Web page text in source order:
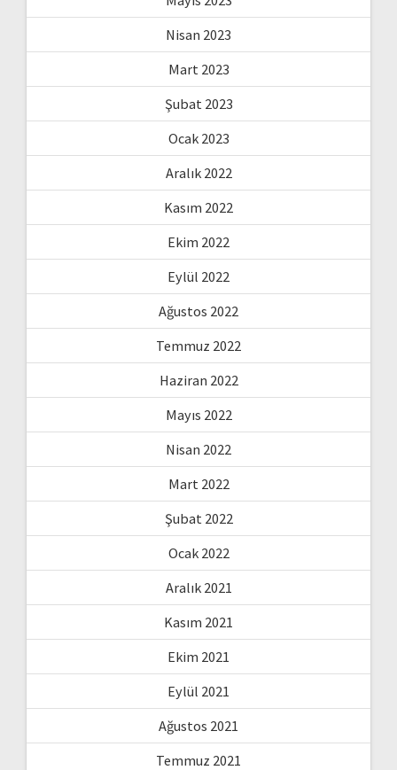
Nisan 2023
Mart 2023
Şubat 2023
Ocak 2023
Aralık 2022
Kasım 2022
Ekim 2022
Eylül 2022
Ağustos 2022
Temmuz 2022
Haziran 2022
Mayıs 2022
Nisan 2022
Mart 2022
Şubat 2022
Ocak 2022
Aralık 2021
Kasım 2021
Ekim 2021
Eylül 2021
Ağustos 2021
Temmuz 2021